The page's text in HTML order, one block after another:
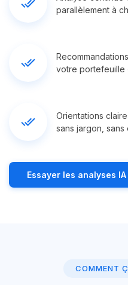
done_all
parallèlement à
done_all
votre portefeuille
done_all
Orientations
sans jargon, sans
Essayer les analyses IA
COMMENT